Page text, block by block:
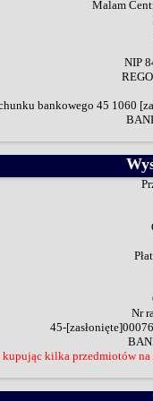
Malam
NIP
bankowego 45 1060
Nr
45-[zasłonięte]
kupując kilka przedmiotów na